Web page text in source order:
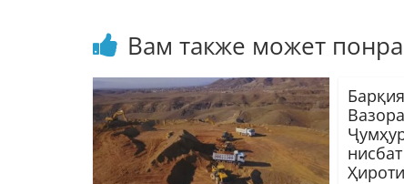
Вам также может